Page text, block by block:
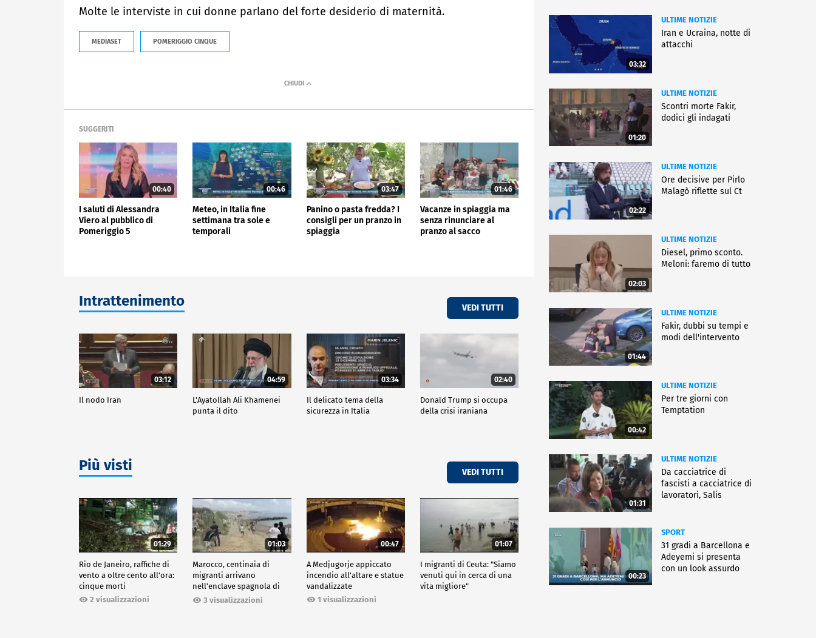
Molte le interviste in cui donne parlano del forte desiderio di maternità.
MEDIASET POMERIGGIO CINQUE
SUGGERITI
00:40
I saluti di Alessandra
Viero al pubblico di
Pomeriggio 5
00:46
Meteo, in Italia fine
settimana tra sole e
temporali
03:47
Panino o pasta fredda? I
consigli per un pranzo in
spiaggia
01:46
Vacanze in spiaggia ma
senza rinunciare al
pranzo al sacco
Intrattenimento VEDI TUTTI
03:12
Il nodo Iran
04:59
L'Ayatollah Ali Khamenei
punta il dito
03:34
Il delicato tema della
sicurezza in Italia
02:40
Donald Trump si occupa
della crisi iraniana
Più visti VEDI TUTTI
01:29
Rio de Janeiro, raffiche di
vento a oltre cento all'ora:
cinque morti
2 visualizzazioni
01:03
Marocco, centinaia di
migranti arrivano
nell'enclave spagnola di
Ceuta3 visualizzazioni
00:47
A Medjugorje appiccato
incendio all'altare e statue
vandalizzate
1 visualizzazioni
01:07
I migranti di Ceuta: "Siamo
venuti qui in cerca di una
vita migliore"
03:32
ULTIME NOTIZIE
Iran e Ucraina, notte di
attacchi
01:20
ULTIME NOTIZIE
Scontri morte Fakir,
dodici gli indagati
02:22
ULTIME NOTIZIE
Ore decisive per Pirlo
Malagò riflette sul Ct
02:03
ULTIME NOTIZIE
Diesel, primo sconto.
Meloni: faremo di tutto
01:44
ULTIME NOTIZIE
Fakir, dubbi su tempi e
modi dell'intervento
00:42
ULTIME NOTIZIE
Per tre giorni con
Temptation
01:31
ULTIME NOTIZIE
Da cacciatrice di
fascisti a cacciatrice di
lavoratori, Salis
00:23
SPORT
31 gradi a Barcellona e
Adeyemi si presenta
con un look assurdo